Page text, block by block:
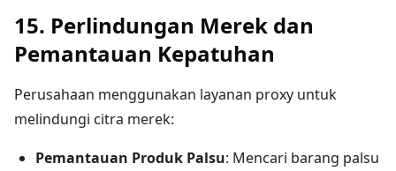
15. Perlindungan Merek dan
Pemantauan Kepatuhan
Perusahaan menggunakan layanan proxy untuk
melindungi citra merek:
Pemantauan Produk Palsu: Mencari barang palsu